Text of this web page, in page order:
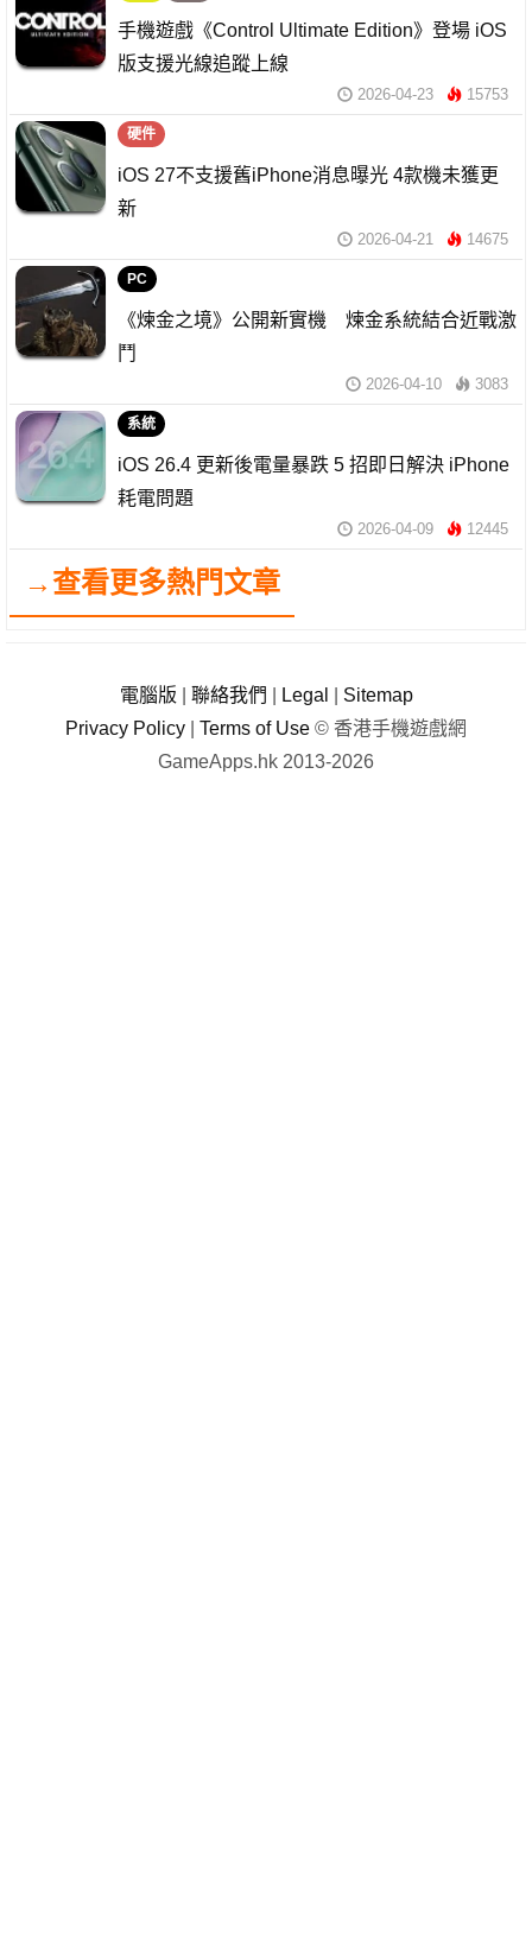
手機遊戲《Control Ultimate Edition》登場 iOS
版支援光線追蹤上線
2026-04-23 15753
硬件
iOS 27不支援舊iPhone消息曝光 4款機未獲更
新
2026-04-21 14675
PC
《煉金之境》公開新實機 煉金系統結合近戰激
鬥
2026-04-10 3083
系統
iOS 26.4 更新後電量暴跌 5 招即日解決 iPhone
耗電問題
2026-04-09 12445
→查看更多熱門文章
電腦版 聯絡我們 Legal
Sitemap
Privacy Policy
Terms of Use © 香港手機遊戲網
GameApps.hk 2013-2026